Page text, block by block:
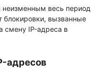
весь период
блокировки, вызванные
смену IP-адреса в
адресов